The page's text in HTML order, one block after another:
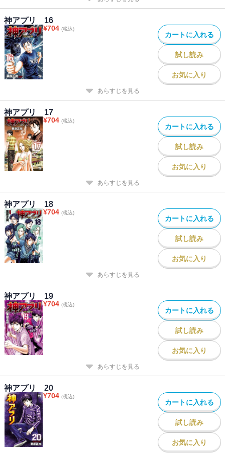
神アプリ 16
¥704 (税込)
カートに入れる
試し読み
お気に入り
あらすじを見る
神アプリ 17
¥704 (税込)
カートに入れる
試し読み
お気に入り
あらすじを見る
神アプリ 18
¥704 (税込)
カートに入れる
試し読み
お気に入り
あらすじを見る
神アプリ 19
¥704 (税込)
カートに入れる
試し読み
お気に入り
あらすじを見る
神アプリ 20
¥704 (税込)
カートに入れる
試し読み
お気に入り